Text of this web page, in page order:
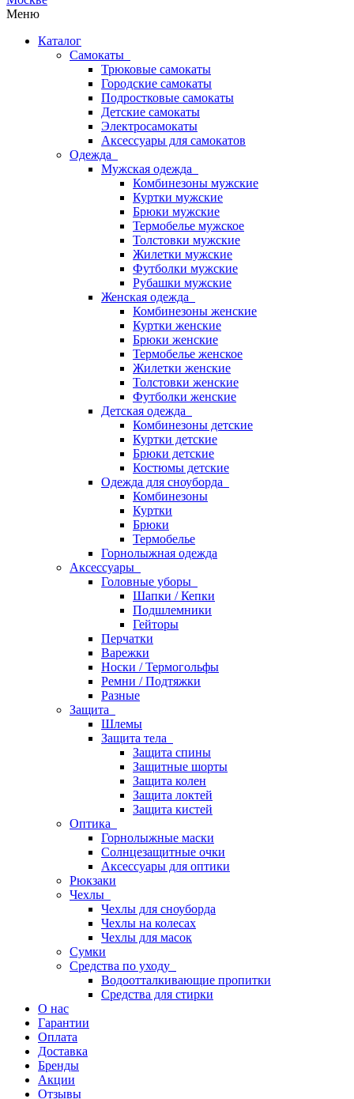
Меню
Каталог
Самокаты
Трюковые самокаты
Городские самокаты
Подростковые самокаты
Детские самокаты
Электросамокаты
Аксессуары для самокатов
Одежда
Мужская одежда
Комбинезоны мужские
Куртки мужские
Брюки мужские
Термобелье мужское
Толстовки мужские
Жилетки мужские
Футболки мужские
Рубашки мужские
Женская одежда
Комбинезоны женские
Куртки женские
Брюки женские
Термобелье женское
Жилетки женские
Толстовки женские
Футболки женские
Детская одежда
Комбинезоны детские
Куртки детские
Брюки детские
Костюмы детские
Одежда для сноуборда
Комбинезоны
Куртки
Брюки
Термобелье
Горнолыжная одежда
Аксессуары
Головные уборы
Шапки / Кепки
Подшлемники
Гейторы
Перчатки
Варежки
Носки / Термогольфы
Ремни / Подтяжки
Разные
Защита
Шлемы
Защита тела
Защита спины
Защитные шорты
Защита колен
Защита локтей
Защита кистей
Оптика
Горнолыжные маски
Солнцезащитные очки
Аксессуары для оптики
Рюкзаки
Чехлы
Чехлы для сноуборда
Чехлы на колесах
Чехлы для масок
Сумки
Средства по уходу
Водоотталкивающие пропитки
Средства для стирки
О нас
Гарантии
Оплата
Доставка
Бренды
Акции
Отзывы